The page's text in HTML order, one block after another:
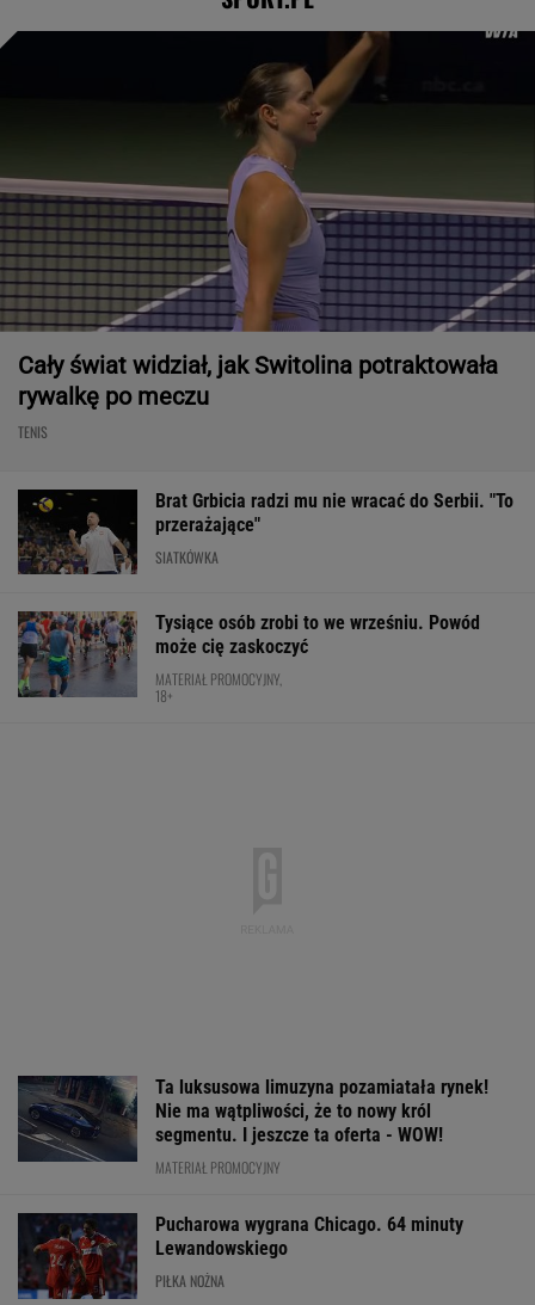
Cały świat widział, jak Switolina potraktowała
rywalkę po meczu
TENIS
Brat Grbicia radzi mu nie wracać do Serbii. "To
przerażające"
SIATKÓWKA
Tysiące osób zrobi to we wrześniu. Powód
może cię zaskoczyć
MATERIAŁ PROMOCYJNY,
18+
Ta luksusowa limuzyna pozamiatała rynek!
Nie ma wątpliwości, że to nowy król
segmentu. I jeszcze ta oferta - WOW!
MATERIAŁ PROMOCYJNY
Pucharowa wygrana Chicago. 64 minuty
Lewandowskiego
PIŁKA NOŻNA